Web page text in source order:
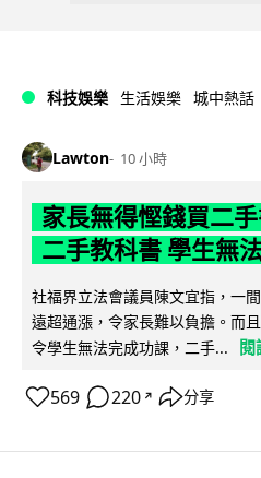
科技娛樂 生活娛樂 城中熱話
Lawton 10 小時
家長無得慳錢買二
二手教科書 學生無
社福界立法會議員陳文宜指，一
遠超通漲，令家長難以負擔。而
令學生無法完成功課，二手...
569 220 ↗ 分享